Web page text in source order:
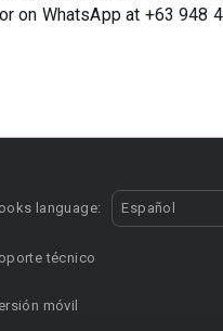
on WhatsApp at +63 948
language: Español
técnico
móvil